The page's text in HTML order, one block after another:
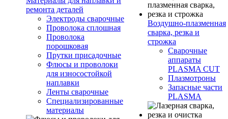
ремонта деталей
Электроды сварочные
Проволока сплошная
Проволока
порошковая
Прутки присадочные
Флюсы и проволоки
для износостойкой
наплавки
Ленты сварочные
Специализированные
материалы
Воздушно-плазменная
сварка, резка и
строжка
Сварочные
аппараты
PLASMA CUT
Плазмотроны
Запасные части
PLASMA